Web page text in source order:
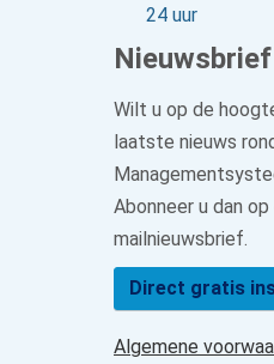
24 uur
Nieuwsbrief
Wilt u op de
laatste nieuws
Abonneer u dan
mailnieuwsbrief.
Direct gratis
Algemene